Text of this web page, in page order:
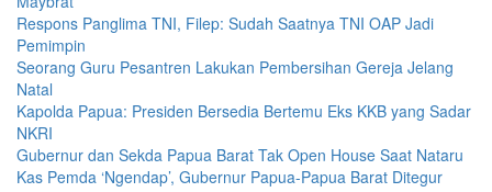
Respons Panglima TNI, Filep: Sudah Saatnya TNI OAP Jadi
Pemimpin
Seorang Guru Pesantren Lakukan Pembersihan Gereja Jelang
Natal
Kapolda Papua: Presiden Bersedia Bertemu Eks KKB yang Sadar
NKRI
Gubernur dan Sekda Papua Barat Tak Open House Saat Nataru
Kas Pemda ‘Ngendap’, Gubernur Papua-Papua Barat Ditegur